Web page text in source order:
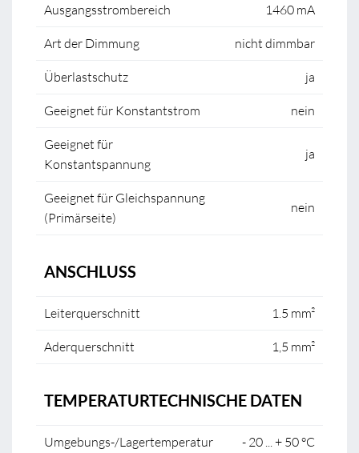
Ausgangsstrombereich 1460 mA
Art der Dimmung nicht dimmbar
Überlastschutz ja
Geeignet für Konstantstrom nein
Geeignet für
Konstantspannung
ja
Geeignet für Gleichspannung
(Primärseite)
nein
ANSCHLUSS
Leiterquerschnitt 1.5 mm²
Aderquerschnitt 1,5 mm²
TEMPERATURTECHNISCHE DATEN
Umgebungs-/Lagertemperatur - 20 ... + 50 °C